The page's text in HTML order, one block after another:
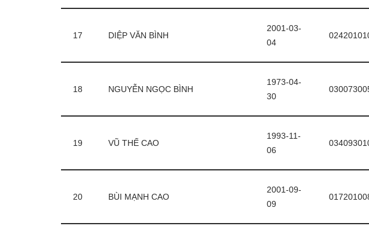
17 DIỆP VĂN BÌNH
2001-03-
04
18 NGUYỄN NGỌC BÌNH
1973-04-
30
19 VŨ THẾ CAO
1993-11-
06
20 BÙI MẠNH CAO
2001-09-
09